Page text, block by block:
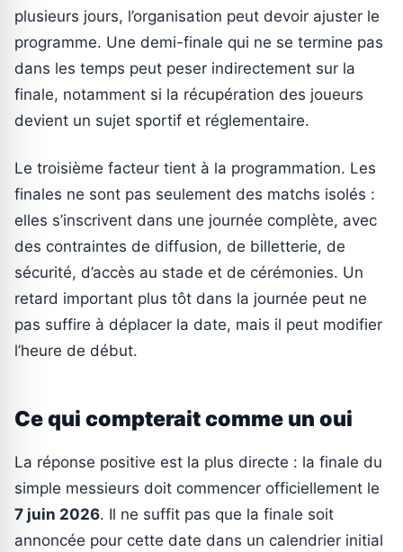
plusieurs jours, l’organisation peut devoir ajuster le
programme. Une demi-finale qui ne se termine pas
dans les temps peut peser indirectement sur la
finale, notamment si la récupération des joueurs
devient un sujet sportif et réglementaire.
Le troisième facteur tient à la programmation. Les
finales ne sont pas seulement des matchs isolés :
elles s’inscrivent dans une journée complète, avec
des contraintes de diffusion, de billetterie, de
sécurité, d’accès au stade et de cérémonies. Un
retard important plus tôt dans la journée peut ne
pas suffire à déplacer la date, mais il peut modifier
l’heure de début.
Ce qui compterait comme un oui
La réponse positive est la plus directe : la finale du
simple messieurs doit commencer officiellement le
7 juin 2026. Il ne suffit pas que la finale soit
annoncée pour cette date dans un calendrier initial